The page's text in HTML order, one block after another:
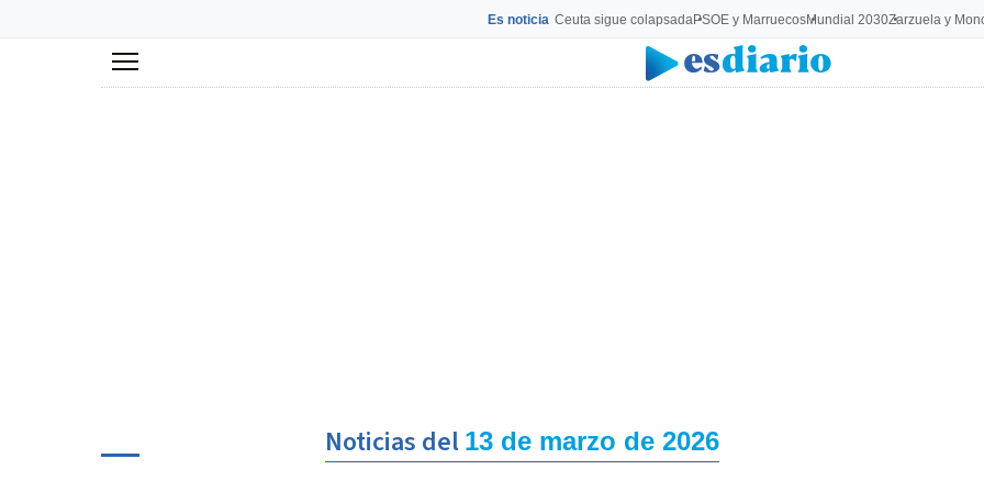
Es noticia Ceuta sigue colapsadaPSOE y MarruecosMundial 2030Zarzuela y
Menú
Noticias del 13 de marzo de 2026